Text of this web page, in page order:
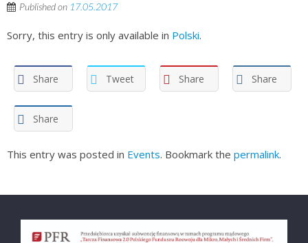
Published on 17.05.2017
Sorry, this entry is only available in Polski.
Share Tweet Share Share
Share
This entry was posted in Events. Bookmark the permalink.